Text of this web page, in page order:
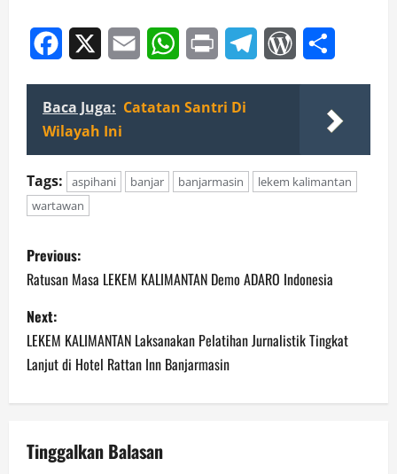
Facebook Email WhatsApp
Print TelegramWordPress
Baca Juga: Catatan Santri Di
Wilayah Ini
Tags: aspihani banjar banjarmasin
lekem kalimantan
wartawan
P
o
s
t
n
a
Previous:
Ratusan Masa LEKEM KALIMANTAN Demo ADARO Indonesia
Next:
LEKEM KALIMANTAN Laksanakan Pelatihan Jurnalistik Tingkat
Lanjut di Hotel Rattan Inn Banjarmasin
Tinggalkan Balasan